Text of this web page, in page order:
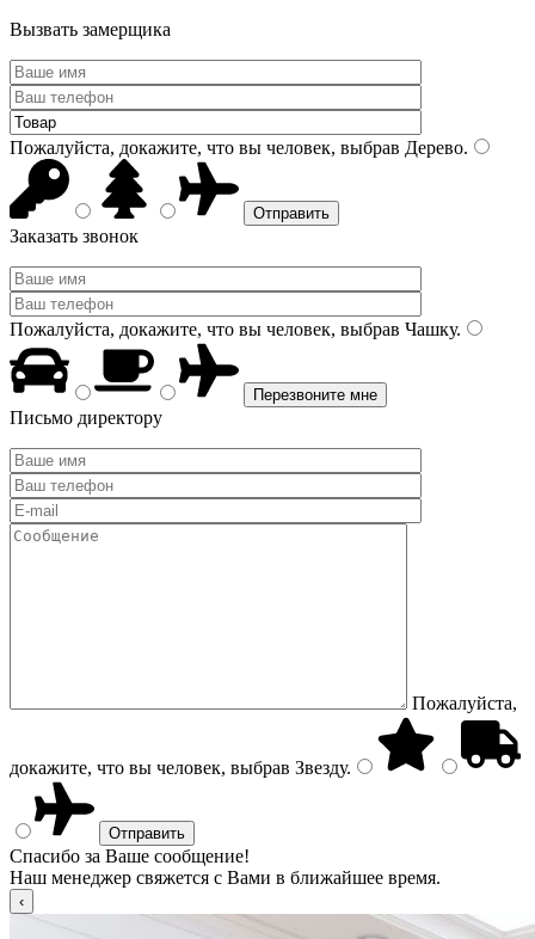
Вызвать замерщика
Пожалуйста, докажите, что вы человек, выбрав Дерево.
Заказать звонок
Пожалуйста, докажите, что вы человек, выбрав Чашку.
Письмо директору
Пожалуйста,
докажите, что вы человек, выбрав Звезду.
Спасибо за Ваше сообщение!
Наш менеджер свяжется с Вами в ближайшее время.